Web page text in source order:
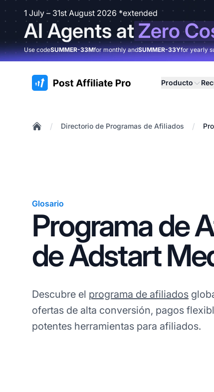
1 July – 31st August 2026 *extended
AI Agents atZero
Use codeSUMMER-33Mfor monthly andSUMMER-33Yfor yearly
:site.title Producto
/ Directorio de Programas de Afiliados /
Glosario
Programa de
de Adstart
Descubre el programa de afiliados
ofertas de alta conversión, pagos
potentes herramientas para afiliados.